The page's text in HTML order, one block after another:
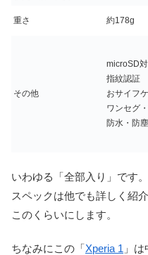
重さ 約178g
その他
microSD
指紋認証
おサイフ
ワンセグ
防水・防
いわゆる「全部入り」です。
スペックは他でも詳しく紹
このくらいにします。
ちなみにこの「Xperia 1 」